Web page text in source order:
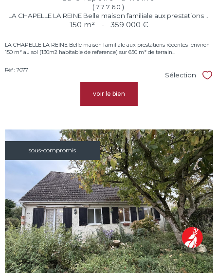
(77760)
LA CHAPELLE LA REINE Belle maison familiale aux prestations ...
150 m² - 359 000 €
LA CHAPELLE LA REINE Belle maison familiale aux prestations récentes  environ
150 m² au sol (130m2 habitable de reference) sur 650 m² de terrain...
Réf : 7077
Sélection
voir le bien
sous-compromis